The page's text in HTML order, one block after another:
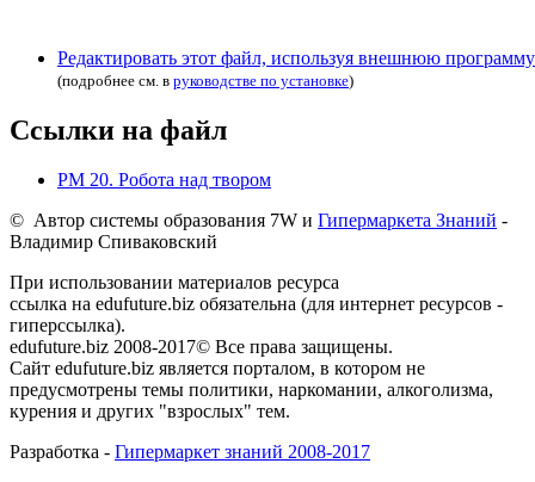
Редактировать этот файл, используя внешнюю программу
(подробнее см. в руководстве по установке)
Ссылки на файл
РМ 20. Робота над твором
© Автор системы образования 7W и Гипермаркета Знаний -
Владимир Спиваковский
При использовании материалов ресурса
ссылка на edufuture.biz обязательна (для интернет ресурсов -
гиперссылка).
edufuture.biz 2008-2017© Все права защищены.
Сайт edufuture.biz является порталом, в котором не
предусмотрены темы политики, наркомании, алкоголизма,
курения и других "взрослых" тем.
Разработка - Гипермаркет знаний 2008-2017